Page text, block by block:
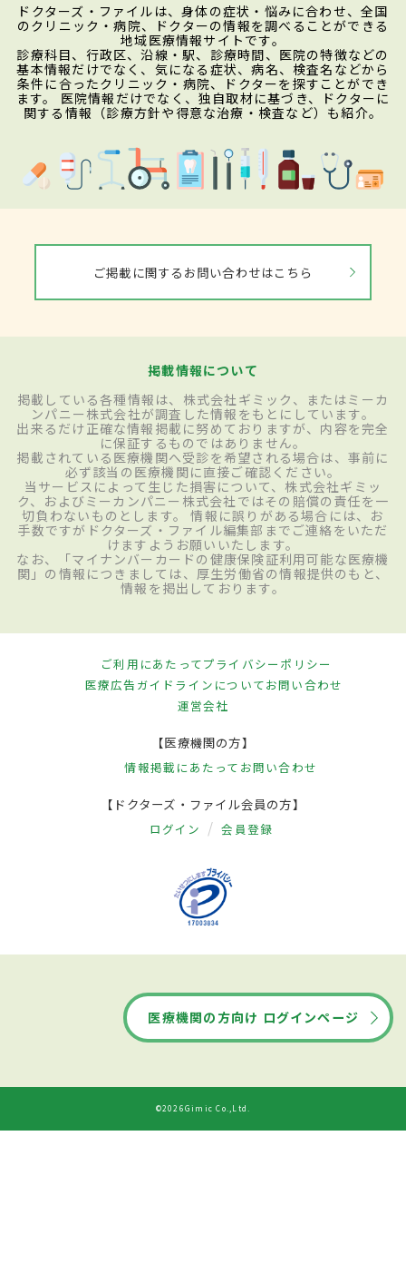
ドクターズ・ファイルは、身体の症状・悩みに合わせ、全国
のクリニック・病院、ドクターの情報を調べることができる
地域医療情報サイトです。
診療科目、行政区、沿線・駅、診療時間、医院の特徴などの
基本情報だけでなく、気になる症状、病名、検査名などから
条件に合ったクリニック・病院、ドクターを探すことができ
ます。 医院情報だけでなく、独自取材に基づき、ドクターに
関する情報（診療方針や得意な治療・検査など）も紹介。
ご掲載に関するお問い合わせはこちら
掲載情報について
掲載している各種情報は、株式会社ギミック、またはミーカ
ンパニー株式会社が調査した情報をもとにしています。
出来るだけ正確な情報掲載に努めておりますが、内容を完全
に保証するものではありません。
掲載されている医療機関へ受診を希望される場合は、事前に
必ず該当の医療機関に直接ご確認ください。
当サービスによって生じた損害について、株式会社ギミッ
ク、およびミーカンパニー株式会社ではその賠償の責任を一
切負わないものとします。 情報に誤りがある場合には、お
手数ですがドクターズ・ファイル編集部までご連絡をいただ
けますようお願いいたします。
なお、「マイナンバーカードの健康保険証利用可能な医療機
関」の情報につきましては、厚生労働省の情報提供のもと、
情報を掲出しております。
ご利用にあたってプライバシーポリシー
医療広告ガイドラインについてお問い合わせ
運営会社
【医療機関の方】
情報掲載にあたって お問い合わせ
【ドクターズ・ファイル会員の方】
ログイン 会員登録
医療機関の方向け ログインページ
©2026Gimic Co.,Ltd.